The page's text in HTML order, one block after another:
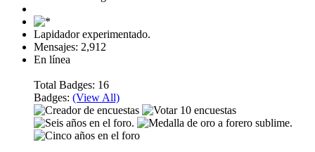
Lapidador experimentado.
Mensajes: 2,912
En línea
Total Badges: 16
Badges: (View All)